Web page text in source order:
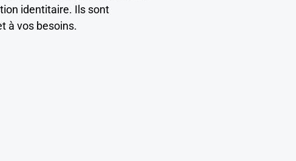
identitaire. Ils sont
à vos besoins.